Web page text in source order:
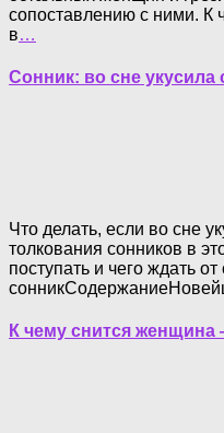
сопоставлению с ними. К
в…
Сонник: во сне укусила
Что делать, если во сне
толкования сонников в
поступать и чего ждать
К чему снится женщина